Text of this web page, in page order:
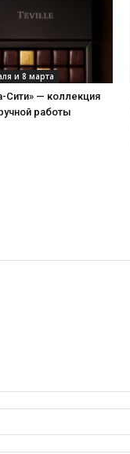
и 8 марта
Сити» — коллекция
работы